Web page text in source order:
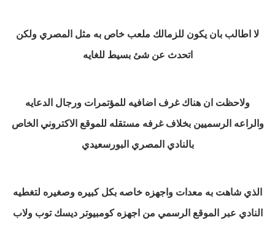
لا اطالب بان يكون للزمالك ملعب خاص به مثل المصري ولكن
اتحدث عن شئ بسيط للغايه
ولاحظت ان هناك غرف اضافيه للمؤتمرات ورجال الدعايه
والراعه الرسميين بخلاف غرفه مستقله للموقع الاكتروني الخاص
بالنادي المصري البورسعيدي
الذي شاهت به معدات واجهزه خاصه بكل كبيره وصغيره لتغطيه
النادي عبر الموقع الرسمي من اجهزه كومبيوتر ديسك توب ولاب